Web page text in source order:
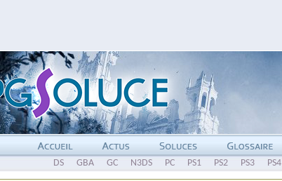
DS GBA GC N3DS PC PS1 PS2 PS3 PS4